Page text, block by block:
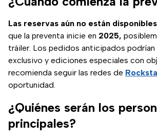
Las reservas aún no están
que la preventa inicie en 2025,
tráiler. Los pedidos anticipados
exclusivo y ediciones especiales con
recomienda seguir las redes de
oportunidad.
¿Quiénes serán los
principales?